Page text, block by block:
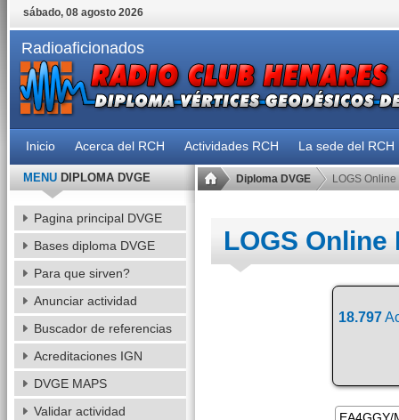
sábado, 08 agosto 2026
Radioaficionados
Inicio Acerca del RCH Actividades RCH La sede del RCH
Diploma DVGE LOGS Online
LOGS Online
18.797
MENUDIPLOMA DVGE
Pagina principal DVGE
Bases diploma DVGE
Para que sirven?
Anunciar actividad
Buscador de referencias
Acreditaciones IGN
DVGE MAPS
Validar actividad